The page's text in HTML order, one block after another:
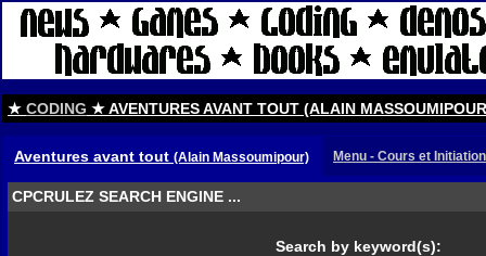
★ CODING ★ AVENTURES AVANT TOUT (ALAIN
Aventures avant tout (Alain Massoumipour) Menu - Cours et
CPCRULEZ SEARCH ENGINE ...
Search by keyword(s):